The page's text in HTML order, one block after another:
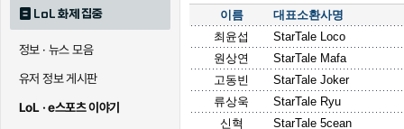
LoL 화제 집중
정보 · 뉴스 모음
유저 정보 게시판
LoL · e스포츠 이야기
이름
대표소환사명
최윤섭
StarTale Loco
원상연
StarTale Mafa
고동빈
StarTale Joker
류상욱
StarTale Ryu
신혁
StarTale 5cean